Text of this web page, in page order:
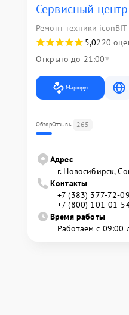
Сервисный
Ремонт техники iconBIT
5,0220
Открыто до 21:00
Маршрут
ОбзорОтзывы 265
Адрес
г. Новосибирск,
Контакты
+7 (383) 377-72-09
+7 (800) 101-01-
Время работы
Работаем с 09:00